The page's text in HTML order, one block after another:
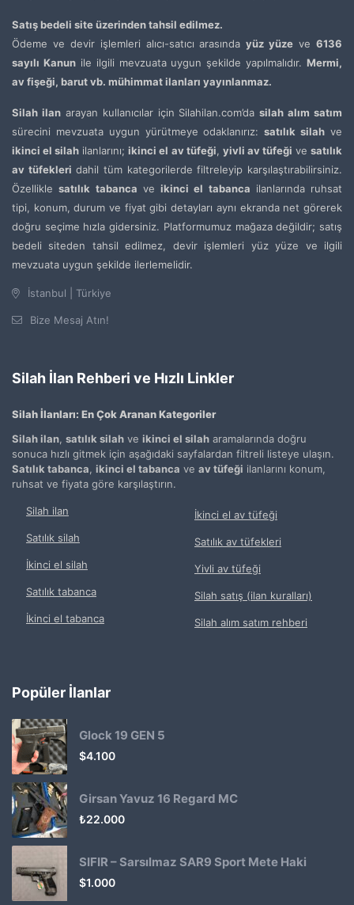
Satış bedeli site üzerinden tahsil edilmez.
Ödeme ve devir işlemleri alıcı-satıcı arasındayüz yüze ve6136
sayılı Kanunile ilgili mevzuata uygun şekilde yapılmalıdır. Mermi,
av fişeği, barut vb. mühimmat ilanları yayınlanmaz.
Silah ilanarayan kullanıcılar için Silahilan.com’dasilah alım satım
sürecini mevzuata uygun yürütmeye odaklanırız:satılık silah ve
ikinci el silah ilanlarını;ikinci el av tüfeği, yivli av tüfeği vesatılık
av tüfekleri dahil tüm kategorilerde filtreleyip karşılaştırabilirsiniz.
Özelliklesatılık tabanca ve ikinci el tabanca ilanlarında ruhsat
tipi, konum, durum ve fiyat gibi detayları aynı ekranda net görerek
doğru seçime hızla gidersiniz. Platformumuz mağaza değildir; satış
bedeli siteden tahsil edilmez, devir işlemleri yüz yüze ve ilgili
mevzuata uygun şekilde ilerlemelidir.
İstanbul | Türkiye
Bize Mesaj Atın!
Silah İlan Rehberi ve Hızlı Linkler
Silah İlanları: En Çok Aranan Kategoriler
Silah ilan, satılık silah ve ikinci el silah aramalarında doğru
sonuca hızlı gitmek için aşağıdaki sayfalardan filtreli listeye ulaşın.
Satılık tabanca, ikinci el tabanca ve av tüfeği ilanlarını konum,
ruhsat ve fiyata göre karşılaştırın.
Silah ilan
Satılık silah
İkinci el silah
Satılık tabanca
İkinci el tabanca
İkinci el av tüfeği
Satılık av tüfekleri
Yivli av tüfeği
Silah satış (ilan kuralları)
Silah alım satım rehberi
Popüler İlanlar
Glock 19 GEN 5
$4.100
Girsan Yavuz 16 Regard MC
₺22.000
SIFIR – Sarsılmaz SAR9 Sport Mete Haki
$1.000